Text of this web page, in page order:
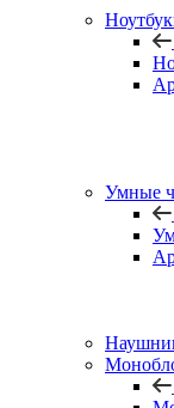
Умные